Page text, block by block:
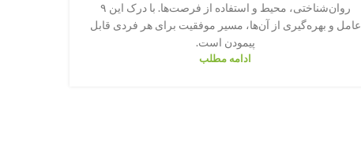
روان‌شناختی، محیط و استفاده از فرصت‌ها. با درک این ۹
عامل و بهره‌گیری از آن‌ها، مسیر موفقیت برای هر فردی قابل
پیمودن است.
ادامه مطلب